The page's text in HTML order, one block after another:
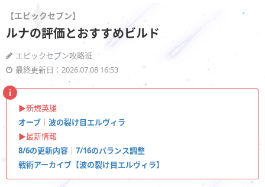
【エピックセブン】
ルナの評価とおすすめビルド
エピックセブン攻略班
最終更新日：2026.07.08 16:53
▶︎新規英雄
オーブ ｜ 波の裂け目エルヴィラ
▶︎最新情報
8/6の更新内容 ｜ 7/16のバランス調整
戦術アーカイブ【波の裂け目エルヴィラ】